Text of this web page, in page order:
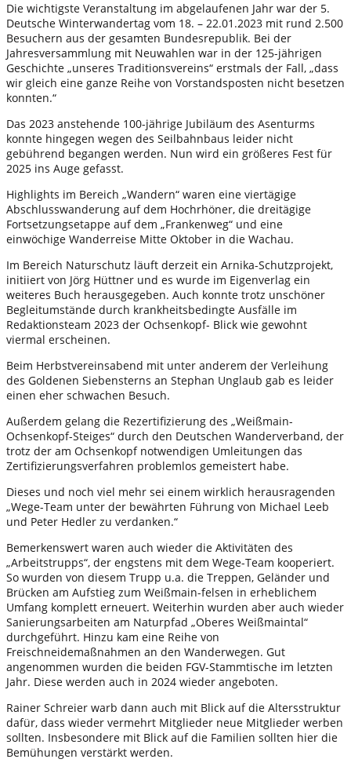
Die wichtigste Veranstaltung im abgelaufenen Jahr war der 5.
Deutsche Winterwandertag vom 18. – 22.01.2023 mit rund 2.500
Besuchern aus der gesamten Bundesrepublik. Bei der
Jahresversammlung mit Neuwahlen war in der 125-jährigen
Geschichte „unseres Traditionsvereins“ erstmals der Fall, „dass
wir gleich eine ganze Reihe von Vorstandsposten nicht besetzen
konnten.“
Das 2023 anstehende 100-jährige Jubiläum des Asenturms
konnte hingegen wegen des Seilbahnbaus leider nicht
gebührend begangen werden. Nun wird ein größeres Fest für
2025 ins Auge gefasst.
Highlights im Bereich „Wandern“ waren eine viertägige
Abschlusswanderung auf dem Hochrhöner, die dreitägige
Fortsetzungsetappe auf dem „Frankenweg“ und eine
einwöchige Wanderreise Mitte Oktober in die Wachau.
Im Bereich Naturschutz läuft derzeit ein Arnika-Schutzprojekt,
initiiert von Jörg Hüttner und es wurde im Eigenverlag ein
weiteres Buch herausgegeben. Auch konnte trotz unschöner
Begleitumstände durch krankheitsbedingte Ausfälle im
Redaktionsteam 2023 der Ochsenkopf- Blick wie gewohnt
viermal erscheinen.
Beim Herbstvereinsabend mit unter anderem der Verleihung
des Goldenen Siebensterns an Stephan Unglaub gab es leider
einen eher schwachen Besuch.
Außerdem gelang die Rezertifizierung des „Weißmain-
Ochsenkopf-Steiges“ durch den Deutschen Wanderverband, der
trotz der am Ochsenkopf notwendigen Umleitungen das
Zertifizierungsverfahren problemlos gemeistert habe.
Dieses und noch viel mehr sei einem wirklich herausragenden
„Wege-Team unter der bewährten Führung von Michael Leeb
und Peter Hedler zu verdanken.“
Bemerkenswert waren auch wieder die Aktivitäten des
„Arbeitstrupps“, der engstens mit dem Wege-Team kooperiert.
So wurden von diesem Trupp u.a. die Treppen, Geländer und
Brücken am Aufstieg zum Weißmain-felsen in erheblichem
Umfang komplett erneuert. Weiterhin wurden aber auch wieder
Sanierungsarbeiten am Naturpfad „Oberes Weißmaintal“
durchgeführt. Hinzu kam eine Reihe von
Freischneidemaßnahmen an den Wanderwegen. Gut
angenommen wurden die beiden FGV-Stammtische im letzten
Jahr. Diese werden auch in 2024 wieder angeboten.
Rainer Schreier warb dann auch mit Blick auf die Altersstruktur
dafür, dass wieder vermehrt Mitglieder neue Mitglieder werben
sollten. Insbesondere mit Blick auf die Familien sollten hier die
Bemühungen verstärkt werden.